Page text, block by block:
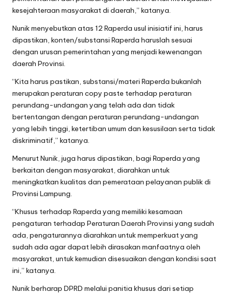
kesejahteraan masyarakat di daerah,” katanya.
Nunik menyebutkan atas 12 Raperda usul inisiatif ini, harus
dipastikan, konten/substansi Raperda haruslah sesuai
dengan urusan pemerintahan yang menjadi kewenangan
daerah Provinsi.
“Kita harus pastikan, substansi/materi Raperda bukanlah
merupakan peraturan copy paste terhadap peraturan
perundang-undangan yang telah ada dan tidak
bertentangan dengan peraturan perundang-undangan
yang lebih tinggi, ketertiban umum dan kesusilaan serta tidak
diskriminatif,” katanya.
Menurut Nunik, juga harus dipastikan, bagi Raperda yang
berkaitan dengan masyarakat, diarahkan untuk
meningkatkan kualitas dan pemerataan pelayanan publik di
Provinsi Lampung.
“Khusus terhadap Raperda yang memiliki kesamaan
pengaturan terhadap Peraturan Daerah Provinsi yang sudah
ada, pengaturannya diarahkan untuk memperkuat yang
sudah ada agar dapat lebih dirasakan manfaatnya oleh
masyarakat, untuk kemudian disesuaikan dengan kondisi saat
ini,” katanya.
Nunik berharap DPRD melalui panitia khusus dari setiap